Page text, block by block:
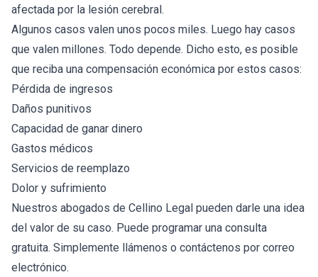
afectada por la lesión cerebral.
Algunos casos valen unos pocos miles. Luego hay casos
que valen millones. Todo depende. Dicho esto, es posible
que reciba una compensación económica por estos casos:
Pérdida de ingresos
Daños punitivos
Capacidad de ganar dinero
Gastos médicos
Servicios de reemplazo
Dolor y sufrimiento
Nuestros abogados de Cellino Legal pueden darle una idea
del valor de su caso. Puede programar una consulta
gratuita. Simplemente llámenos o contáctenos por correo
electrónico.